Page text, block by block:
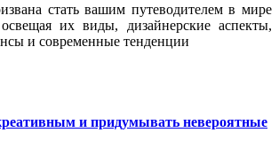
стать вашим путеводителем в мире
их виды, дизайнерские аспекты,
и современные тенденции
и придумывать невероятные